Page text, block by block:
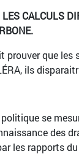
CALCULS
prouver que les
ils
se
des
les rapports